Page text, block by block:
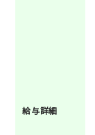
給与詳細